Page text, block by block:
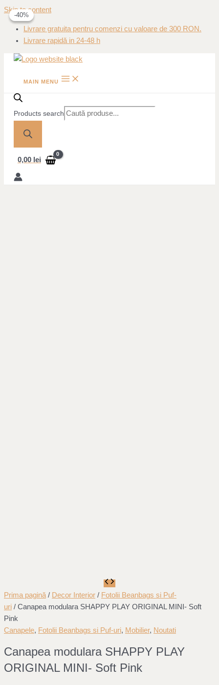
Skip to content
Livrare gratuita pentru comenzi cu valoare de 300 RON.
Livrare rapidă in 24-48 h
MAIN MENU
Products search
0,00 lei
Prima pagină / Decor Interior / Fotolii Beanbags si Puf-
uri / Canapea modulara SHAPPY PLAY ORIGINAL MINI- Soft
Pink
Canapele, Fotolii Beanbags si Puf-uri, Mobilier, Noutati
Canapea modulara SHAPPY PLAY
ORIGINAL MINI- Soft Pink
-40%
-40%